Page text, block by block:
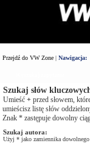
Przejdź do VW Zone | Nawigacja:
Szukaj słów
Umieść + przed słowem,
umieścisz listę słów
Znak * zastępuje dowolny
Szukaj autora:
Użyj * jako zamiennika dowolnego